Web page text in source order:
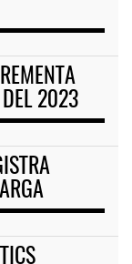
DEL 2023